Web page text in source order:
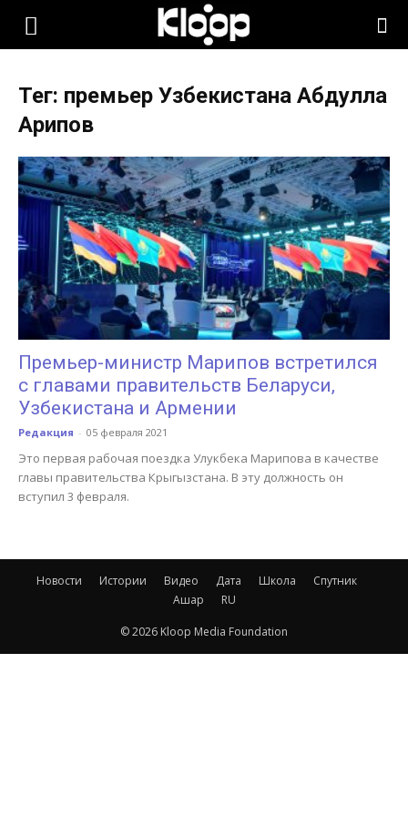
KLOOP.KG
Новости
Кыргызстана
Тег: премьер Узбекистана Абдулла
Арипов
Премьер-министр Марипов встретился
с главами правительств Беларуси,
Узбекистана и Армении
Редакция - 05 февраля 2021
Это первая рабочая поездка Улукбека Марипова в качестве
главы правительства Крыгызстана. В эту должность он
вступил 3 февраля.
Новости Истории Видео Дата Школа
Спутник
Ашар
RU
© 2026 Kloop Media Foundation